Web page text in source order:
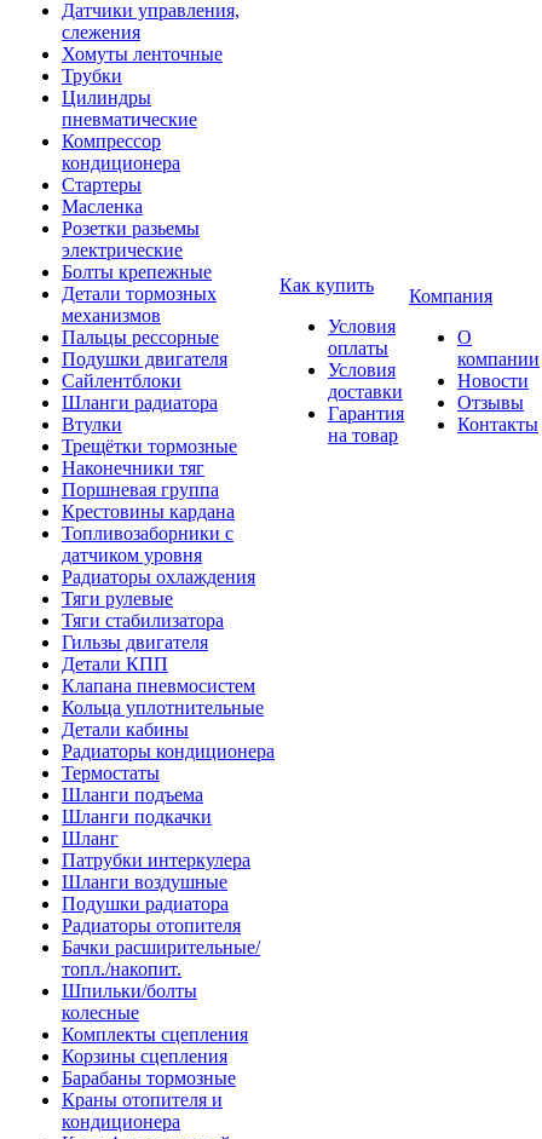
Датчики управления,
слежения
Хомуты ленточные
Трубки
Цилиндры
пневматические
Компрессор
кондиционера
Стартеры
Масленка
Розетки разьемы
электрические
Болты крепежные
Детали тормозных
механизмов
Пальцы рессорные
Подушки двигателя
Сайлентблоки
Шланги радиатора
Втулки
Трещётки тормозные
Наконечники тяг
Поршневая группа
Крестовины кардана
Топливозаборники с
датчиком уровня
Радиаторы охлаждения
Тяги рулевые
Тяги стабилизатора
Гильзы двигателя
Детали КПП
Клапана пневмосистем
Кольца уплотнительные
Детали кабины
Радиаторы кондиционера
Термостаты
Шланги подъема
Шланги подкачки
Шланг
Патрубки интеркулера
Шланги воздушные
Подушки радиатора
Радиаторы отопителя
Бачки расширительные/
топл./накопит.
Шпильки/болты
колесные
Комплекты сцепления
Корзины сцепления
Барабаны тормозные
Краны отопителя и
кондиционера
Как купить
Условия
оплаты
Условия
доставки
Гарантия
на товар
Компания
О
компании
Новости
Отзывы
Контакты